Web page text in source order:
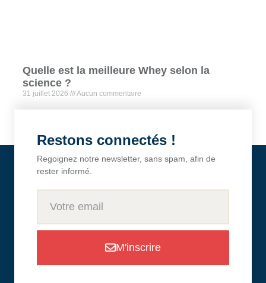
Quelle est la meilleure Whey selon la
science ?
31 juillet 2026 Aucun commentaire
Restons connectés !
Regoignez notre newsletter, sans spam, afin de
rester informé.
M'inscrire